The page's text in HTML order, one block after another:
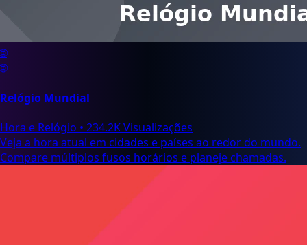
🌐
🌐
Relógio Mundial
Hora e Relógio • 234.2K Visualizações
Veja a hora atual em cidades e países ao redor do mundo.
Compare múltiplos fusos horários e planeje chamadas.